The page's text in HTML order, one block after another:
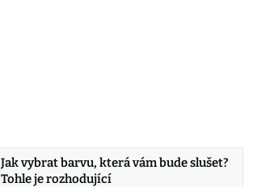
Jak vybrat barvu, která vám bude slušet?
Tohle je rozhodující